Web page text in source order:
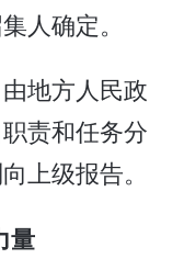
人确定。
地方人民政
责和任务分
上级报告。
量